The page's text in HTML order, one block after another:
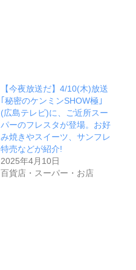
【今夜放送だ】4/10(木)放送
｢秘密のケンミンSHOW極｣
(広島テレビ)に、ご近所スー
パーのフレスタが登場。お好
み焼きやスイーツ、サンフレ
特売などが紹介!
2025年4月10日
百貨店・スーパー・お店